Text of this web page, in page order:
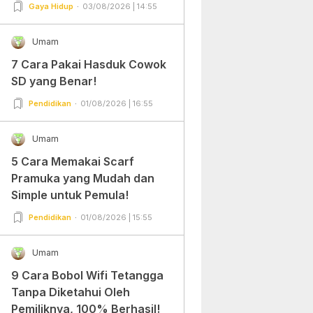
Gaya Hidup 03/08/2026 | 14:55
Umam
7 Cara Pakai Hasduk Cowok
SD yang Benar!
Pendidikan 01/08/2026 | 16:55
Umam
5 Cara Memakai Scarf
Pramuka yang Mudah dan
Simple untuk Pemula!
Pendidikan 01/08/2026 | 15:55
Umam
9 Cara Bobol Wifi Tetangga
Tanpa Diketahui Oleh
Pemiliknya, 100% Berhasil!